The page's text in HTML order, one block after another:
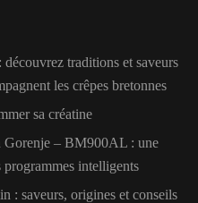
traditions et saveurs
les crêpes bretonnes
sa créatine
Gorenje – BM900AL : une
programmes intelligents
: saveurs, origines et conseils